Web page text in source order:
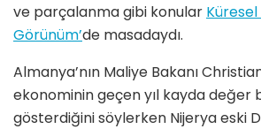
ve parçalanma gibi konular
Görünüm’de masadaydı.
Almanya’nın Maliye Bakanı
ekonominin geçen yıl kayda değer
gösterdiğini söylerken Nijerya eski